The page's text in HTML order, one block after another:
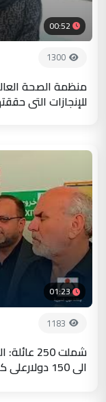
00:52
1300
منظمة الصحة
للإنجازات التي
01:23
1183
الى 150 دولارعلى كل عائلة في "حارة صيدا"